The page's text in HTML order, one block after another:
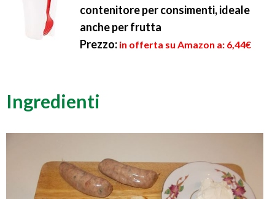
contenitore per consimenti, ideale
anche per frutta
Prezzo: in offerta su Amazon a: 6,44€
Ingredienti